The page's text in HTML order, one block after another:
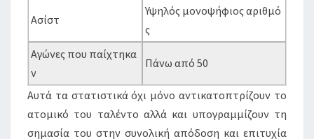
Ασίστ
Υψηλός μονοψήφιος αριθμό
ς
Αγώνες που παίχτηκα
ν
Πάνω από 50
Αυτά τα στατιστικά όχι μόνο αντικατοπτρίζουν το
ατομικό του ταλέντο αλλά και υπογραμμίζουν τη
σημασία του στην συνολική απόδοση και επιτυχία